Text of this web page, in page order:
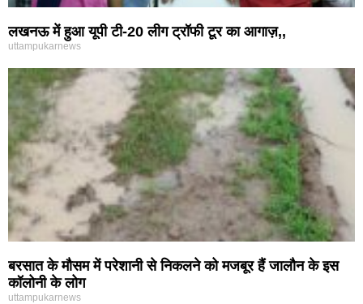
लखनऊ में हुआ यूपी टी-20 लीग ट्रॉफी टूर का आगाज़,,
uttampukarnews
बरसात के मौसम में परेशानी से निकलने को मजबूर हैं जालौन के इस
कॉलोनी के लोग
uttampukarnews